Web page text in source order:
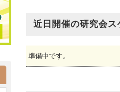
近日開催の研究会ス
準備中です。